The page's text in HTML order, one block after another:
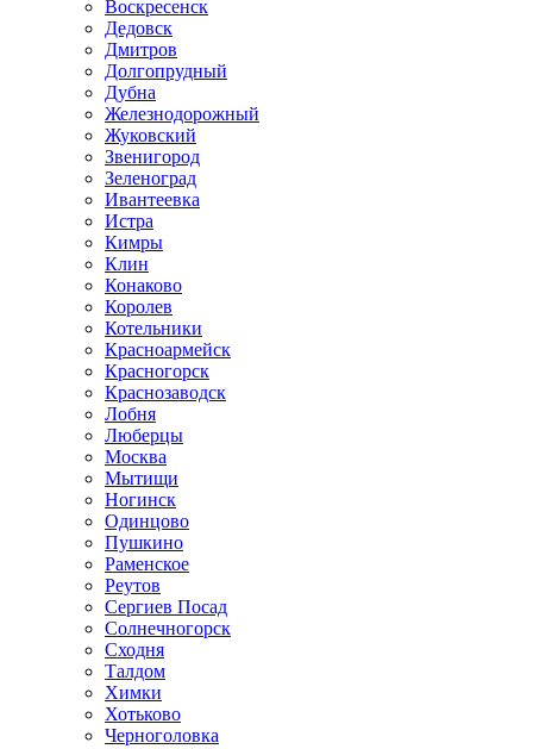
Воскресенск
Дедовск
Дмитров
Долгопрудный
Дубна
Железнодорожный
Жуковский
Звенигород
Зеленоград
Ивантеевка
Истра
Кимры
Клин
Конаково
Королев
Котельники
Красноармейск
Красногорск
Краснозаводск
Лобня
Люберцы
Москва
Мытищи
Ногинск
Одинцово
Пушкино
Раменское
Реутов
Сергиев Посад
Солнечногорск
Сходня
Талдом
Химки
Хотьково
Черноголовка